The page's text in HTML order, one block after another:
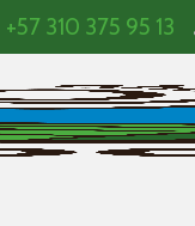
+57 310 375 95 13